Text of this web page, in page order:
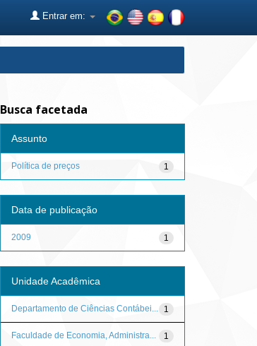
Entrar em:
Busca facetada
Assunto
1
Política de preços
Data de publicação
1
2009
Unidade Acadêmica
1
Departamento de Ciências Contábei...
1
Faculdade de Economia, Administra...